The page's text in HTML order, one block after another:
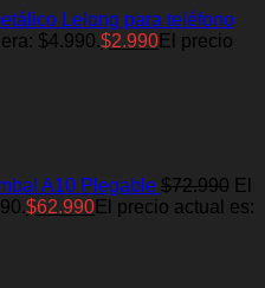
Lelong para teléfono
$4.990.$2.990El precio
A10 Plegable $72.990 El
$62.990El precio actual es: